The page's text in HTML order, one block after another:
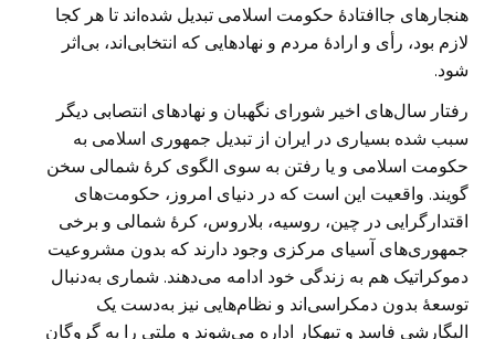
هنجارهای جاافتادهٔ حکومت اسلامی تبدیل شده‌‌اند تا هر کجا
لازم بود، رأی و ارادهٔ مردم و نهادهایی که انتخابی‌اند، بی‌اثر
شود.
رفتار سال‌های اخیر شورای نگهبان و نهادهای انتصابی دیگر
سبب شده بسیاری در ایران از تبدیل جمهوری اسلامی به
حکومت اسلامی و یا رفتن به سوی الگوی کرهٔ شمالی سخن
گویند. واقعیت این است که در دنیای امروز، حکومت‌های
اقتدارگرایی در چین، روسیه، بلاروس، کرهٔ شمالی و برخی
جمهوری‌های آسیای مرکزی وجود دارند که بدون مشروعیت
دموکراتیک هم به زندگی خود ادامه می‌دهند. شماری به‌دنبال
توسعهٔ بدون دمکراسی‌اند و نظام‌هایی نیز به‌دست یک
الیگارشی فاسد و تبهکار اداره می‌شوند و ملتی را به گروگان